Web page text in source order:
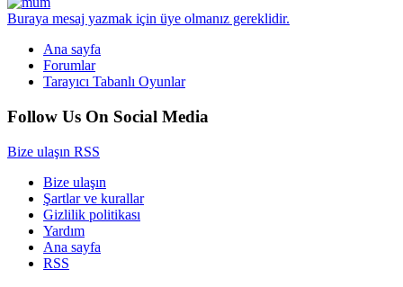
Buraya mesaj yazmak için üye olmanız gereklidir.
Ana sayfa
Forumlar
Tarayıcı Tabanlı Oyunlar
Follow Us On Social Media
Bize ulaşın RSS
Bize ulaşın
Şartlar ve kurallar
Gizlilik politikası
Yardım
Ana sayfa
RSS